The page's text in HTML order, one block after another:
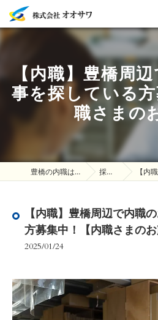
【内職】豊橋周
事を探している
職さまの
豊橋の内職は株式会社オオサワ 採用ブログ 【内職】
【内職】豊橋周辺で内職
方募集中！【内職さまのお
2025/01/24